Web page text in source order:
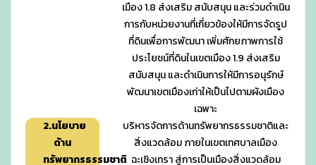
เมือง 1.8 ส่งเสริม สนับสนุน และร่วมดำเนิน
การกับหน่วยงานที่เกี่ยวข้องให้มีการจัดรูป
ที่ดินเพื่อการพัฒนา เพิ่มศักยภาพการใช้
ประโยชน์ที่ดินในเขตเมือง 1.9 ส่งเสริม
สนับสนุน และดำเนินการให้มีการอนุรักษ์
พัฒนาเขตเมืองเก่าให้เป็นไปตามผังเมือง
เฉพาะ
2.นโยบาย
ด้าน
ทรัพยากรธรรมชาติ
บริหารจัดการด้านทรัพยากรธรรมชาติและ
สิ่งแวดล้อม ภายในเขตเทศบาลเมือง
ฉะเชิงเทรา สู่การเป็นเมืองสิ่งแวดล้อม